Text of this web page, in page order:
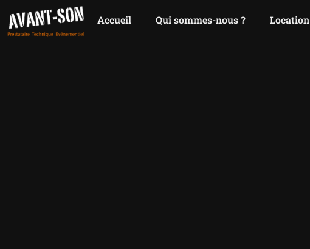
Accueil Qui sommes-nous ? Location